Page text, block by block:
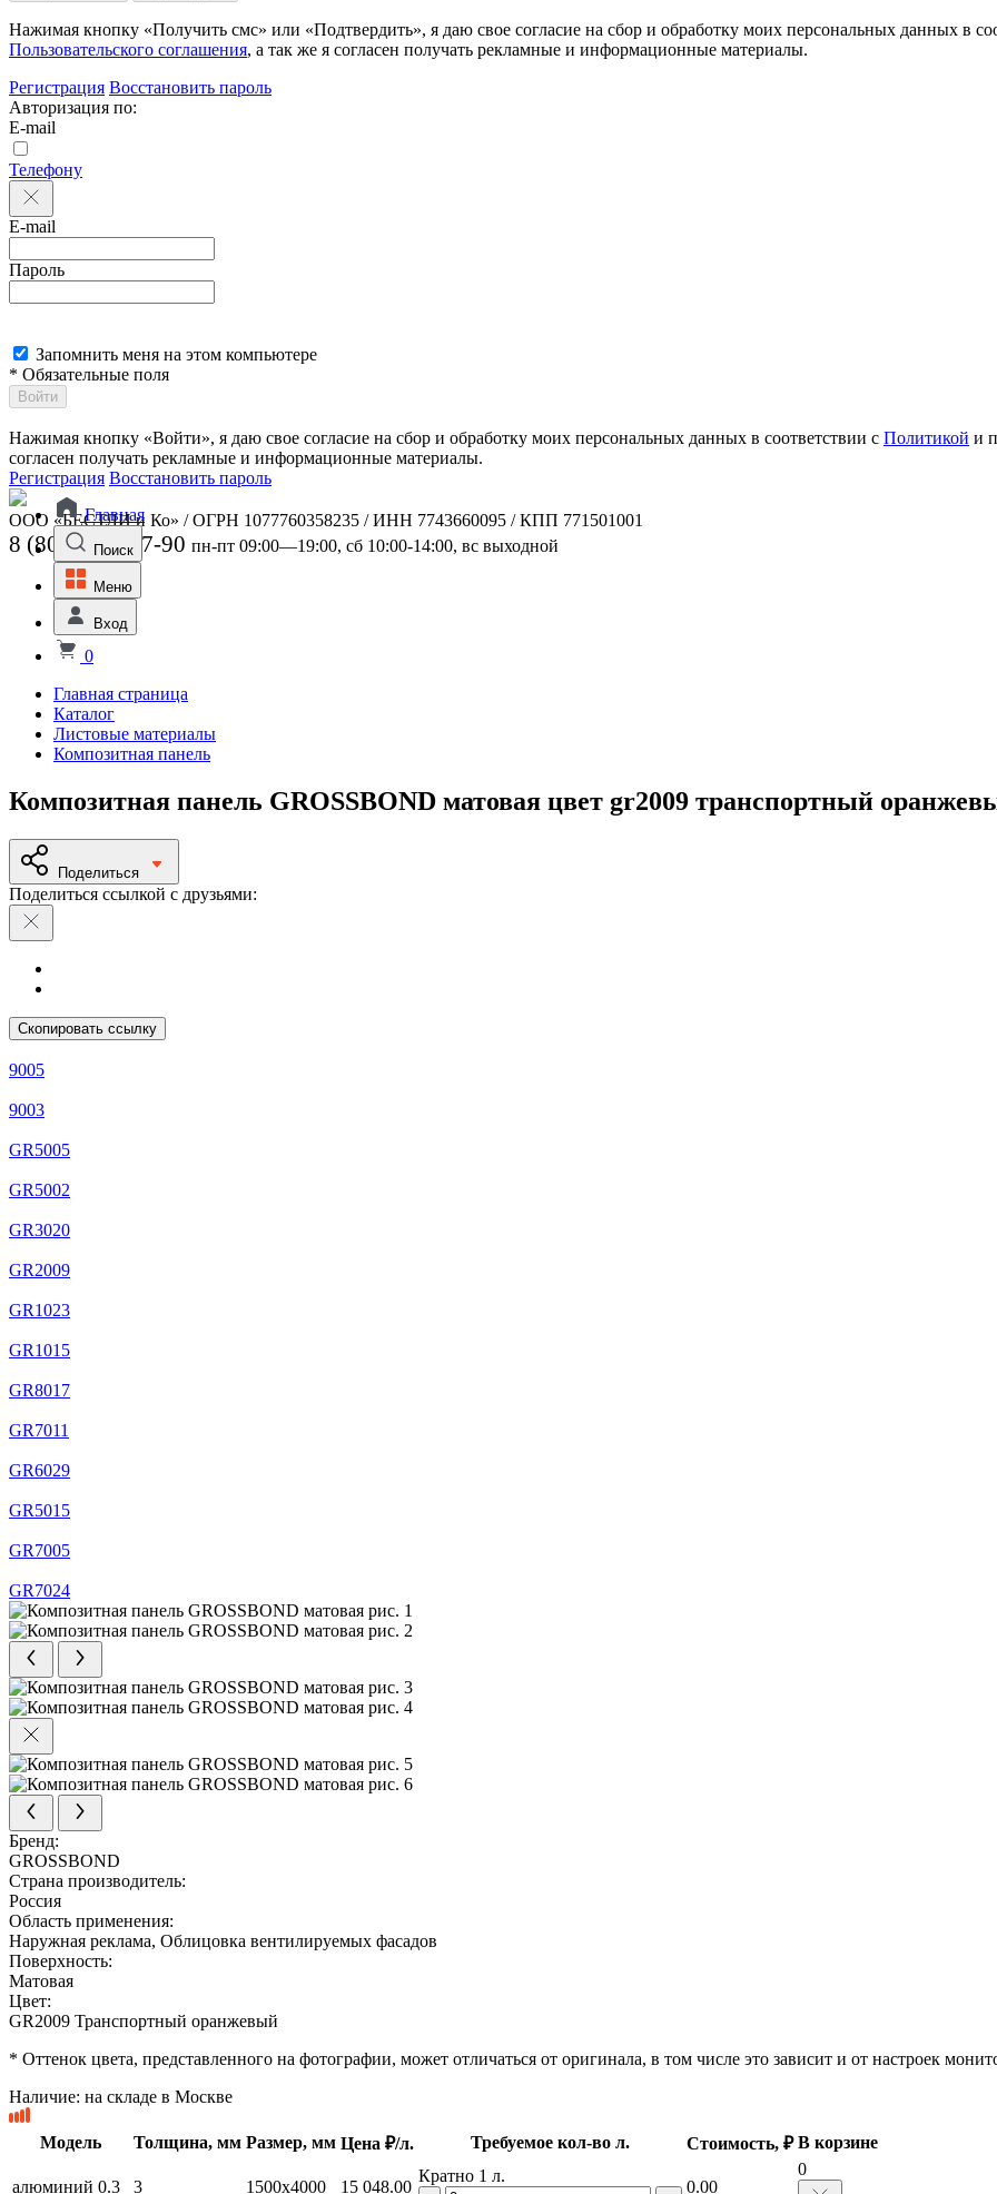
Нажимая кнопку «Получить смс» или «Подтвердить», я даю свое согласие на сбор и обработку моих персональных данных в
Пользовательского соглашения, а так же я согласен получать рекламные и информационные материалы.
Регистрация Восстановить пароль
Авторизация по:
E-mail
Телефону
E-mail
Пароль
Запомнить меня на этом компьютере
* Обязательные поля
Войти
Нажимая кнопку «Войти», я даю свое согласие на сбор и обработку моих персональных данных в соответствии с Политикой и
согласен получать рекламные и информационные материалы.
Регистрация Восстановить пароль
ООО «БЕСТЛИ и Ко» / ОГРН 1077760358235 / ИНН 7743660095 / КПП 771501001
8 (800) 301-07-90 пн-пт 09:00—19:00, сб 10:00-14:00, вс выходной
Главная
Поиск
Меню
Вход
0
Главная страница
Каталог
Листовые материалы
Композитная панель
Композитная панель GROSSBOND матовая цвет gr2009 транспортный
Поделиться
Поделиться ссылкой с друзьями:
Скопировать ссылку
9005
9003
GR5005
GR5002
GR3020
GR2009
GR1023
GR1015
GR8017
GR7011
GR6029
GR5015
GR7005
GR7024
Бренд:
GROSSBOND
Страна производитель:
Россия
Область применения:
Наружная реклама, Облицовка вентилируемых фасадов
Поверхность:
Матовая
Цвет:
GR2009 Транспортный оранжевый
* Оттенок цвета, представленного на фотографии, может отличаться от оригинала, в том числе это зависит и от настроек
Наличие: на складе в Москве
Модель Толщина, мм Размер, мм Цена ₽/л. Требуемое кол-во л. Стоимость, ₽ В корзине
алюминий 0.3 3 1500x4000 15 048.00
Кратно 1 л.
0.00
0